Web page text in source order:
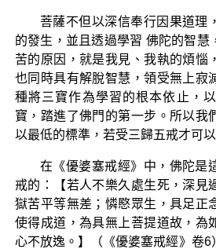
菩薩不但以深信奉行因果道理
的發生，並且透過學習 佛陀的智慧
苦的原因，就是我見、我執的煩惱
也同時具有解脫智慧，領受無上寂
種將三寶作為學習的根本依止，
寶，踏進了佛門的第一步。所以我
以最低的標準，若受三歸五戒才可
在《優婆塞戒經》中，佛陀是
戒的：【若人不樂久處生死，深見
獄苦平等無差；憐愍眾生，具足正
使得成道，為具無上菩提道故，為
心不放逸。】（《優婆塞戒經》卷6